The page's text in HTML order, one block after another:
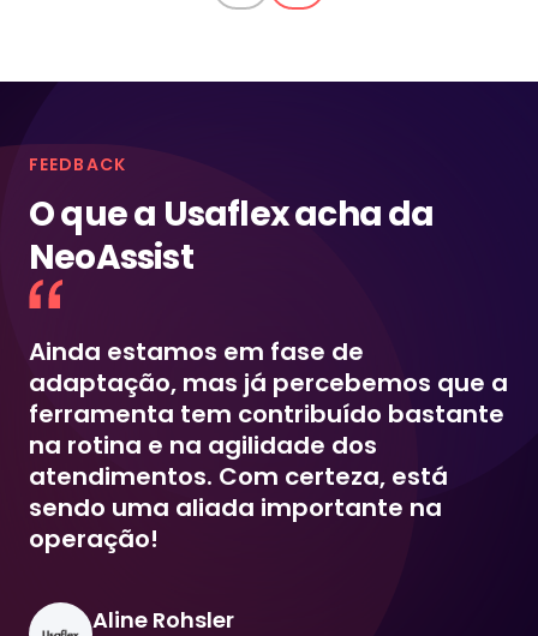
FEEDBACK
O que a Usaflex acha da
NeoAssist
Ainda estamos em fase de
adaptação, mas já percebemos que a
ferramenta tem contribuído bastante
na rotina e na agilidade dos
atendimentos. Com certeza, está
sendo uma aliada importante na
operação!
Aline Rohsler